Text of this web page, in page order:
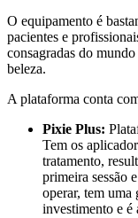
O equipamento é
pacientes e
consagradas do
beleza.
A plataforma conta
Pixie Plus:
Tem os
tratamento,
primeira sessão
operar, tem uma
investimento e é